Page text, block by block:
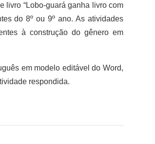
livro “Lobo-guará ganha livro com
do 8º ou 9º ano. As atividades
à construção do gênero em
em modelo editável do Word,
respondida.